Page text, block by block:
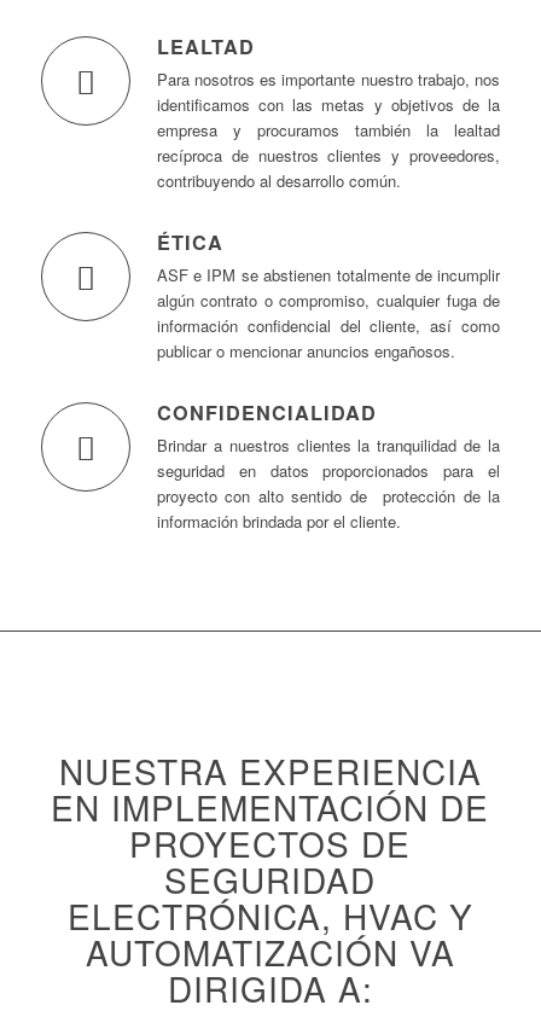
LEALTAD
Para nosotros es importante nuestro trabajo, nos
identificamos con las metas y objetivos de la
empresa y procuramos también la lealtad
recíproca de nuestros clientes y proveedores,
contribuyendo al desarrollo común.
ÉTICA
ASF e IPM se abstienen totalmente de incumplir
algún contrato o compromiso, cualquier fuga de
información confidencial del cliente, así como
publicar o mencionar anuncios engañosos.
CONFIDENCIALIDAD
Brindar a nuestros clientes la tranquilidad de la
seguridad en datos proporcionados para el
proyecto con alto sentido de protección de la
información brindada por el cliente.
NUESTRA EXPERIENCIA
EN IMPLEMENTACIÓN DE
PROYECTOS DE
SEGURIDAD
ELECTRÓNICA, HVAC Y
AUTOMATIZACIÓN VA
DIRIGIDA A: